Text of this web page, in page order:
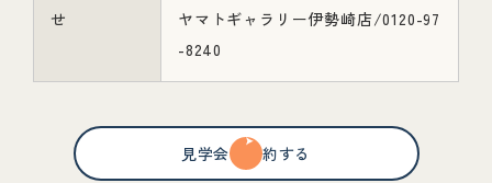
せ
ヤマトギャラリー伊勢崎店/0120-97
-8240
見学会を予約する